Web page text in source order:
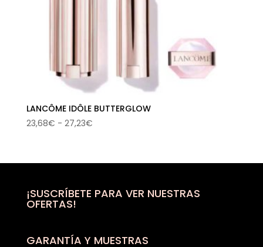
LANCÔME IDÔLE BUTTERGLOW
23,68€ - 27,23€Rango
desde
hasta
¡SUSCRÍBETE PARA VER NUESTRAS
OFERTAS!
GARANTÍA Y MUESTRAS